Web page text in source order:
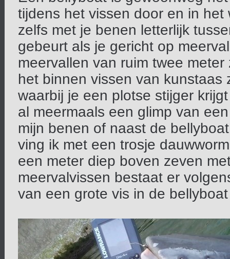
tijdens het vissen door en in
zelfs met je benen letterlijk
gebeurt als je gericht op
meervallen van ruim twee
het binnen vissen van
waarbij je een plotse stijger
al meermaals een glimp van
mijn benen of naast de
ving ik met een trosje
een meter diep boven zeven
meervalvissen bestaat er
van een grote vis in de